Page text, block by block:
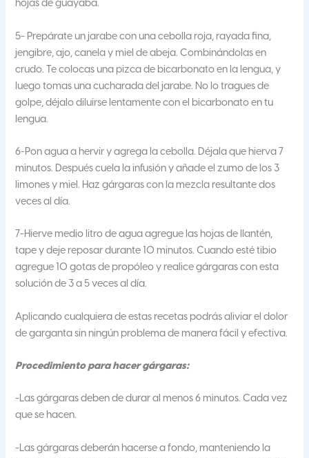
hojas de guayaba.
5- Prepárate un jarabe con una cebolla roja, rayada fina,
jengibre, ajo, canela y miel de abeja. Combinándolas en
crudo. Te colocas una pizca de bicarbonato en la lengua, y
luego tomas una cucharada del jarabe. No lo tragues de
golpe, déjalo diluirse lentamente con el bicarbonato en tu
lengua.
6-Pon agua a hervir y agrega la cebolla. Déjala que hierva 7
minutos. Después cuela la infusión y añade el zumo de los 3
limones y miel. Haz gárgaras con la mezcla resultante dos
veces al día.
7-Hierve medio litro de agua agregue las hojas de llantén,
tape y deje reposar durante 10 minutos. Cuando esté tibio
agregue 10 gotas de propóleo y realice gárgaras con esta
solución de 3 a 5 veces al día.
Aplicando cualquiera de estas recetas podrás aliviar el dolor
de garganta sin ningún problema de manera fácil y efectiva.
Procedimiento para hacer gárgaras:
-Las gárgaras deben de durar al menos 6 minutos. Cada vez
que se hacen.
-Las gárgaras deberán hacerse a fondo, manteniendo la